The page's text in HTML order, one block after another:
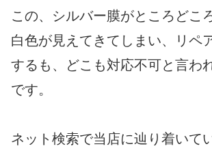
この、シルバー膜がところどこ
白色が見えてきてしまい、リペ
するも、どこも対応不可と言わ
です。
ネット検索で当店に辿り着いて